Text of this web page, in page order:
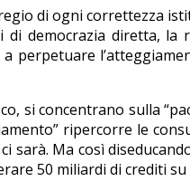
di ogni correttezza
democrazia diretta, la
perpetuare
si concentrano sulla
ripercorre le
sarà. Ma così
50 miliardi di crediti su